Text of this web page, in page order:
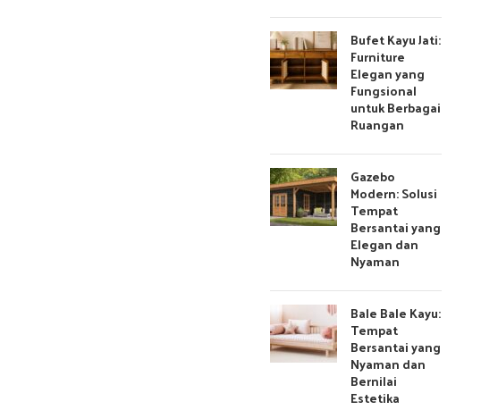
Bufet Kayu Jati:
Furniture
Elegan yang
Fungsional
untuk Berbagai
Ruangan
Gazebo
Modern: Solusi
Tempat
Bersantai yang
Elegan dan
Nyaman
Bale Bale Kayu:
Tempat
Bersantai yang
Nyaman dan
Bernilai
Estetika